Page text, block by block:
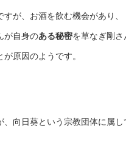
が、お酒を飲む機会があり、
が自身のある秘密を草なぎ剛さ
原因のようです。
、向日葵という宗教団体に属し